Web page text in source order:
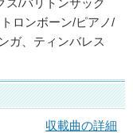
ス/バリトンサック
ロンボーン/ピアノ/
ガ、ティンバレス
収載曲の詳細